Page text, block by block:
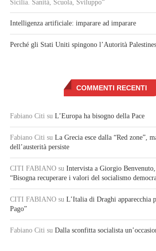
Sicilia. Sanità, Scuola, Sviluppo”
Intelligenza artificiale: imparare ad imparare
Perché gli Stati Uniti spingono l’Autorità
COMMENTI RECENTI
Fabiano Citi su L’Europa ha bisogno della Pace
Fabiano Citi su La Grecia esce dalla “Red zone”,
dell’austerità persiste
CITI FABIANO su Intervista a Giorgio
“Bisogna recuperare i valori del socialismo
CITI FABIANO su L’Italia di Draghi apparecchia
Pago”
Fabiano Citi su Dalla sconfitta socialista